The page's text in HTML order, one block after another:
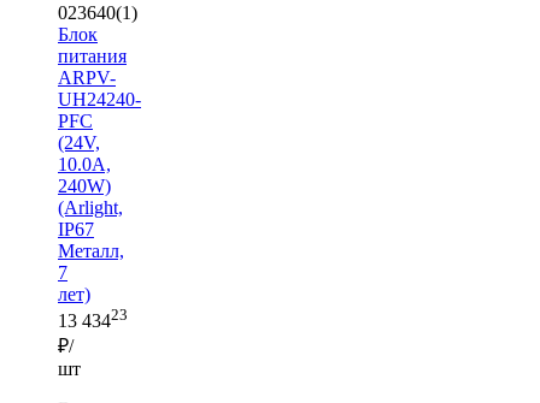
023640(1)
Блок
питания
ARPV-
UH24240-
PFC
(24V,
10.0A,
240W)
(Arlight,
IP67
Металл,
7
лет)
13 43423
₽/
шт